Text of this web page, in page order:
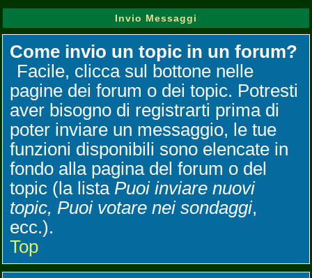
Invio Messaggi
Come invio un topic in un forum?
Facile, clicca sul bottone nelle
pagine dei forum o dei topic. Potresti
aver bisogno di registrarti prima di
poter inviare un messaggio, le tue
funzioni disponibili sono elencate in
fondo alla pagina del forum o del
topic (la lista Puoi inviare nuovi
topic, Puoi votare nei sondaggi,
ecc.).
Top